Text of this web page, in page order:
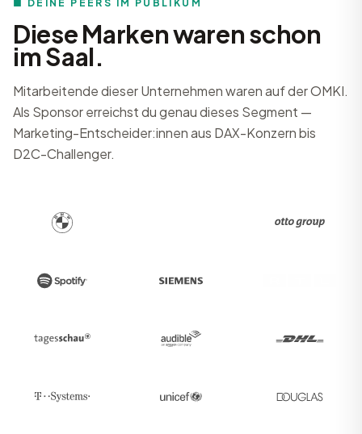
■ DEINE PEERS IM PUBLIKUM
Diese Marken waren schon
im Saal.
Mitarbeitende dieser Unternehmen waren auf der OMKI.
Als Sponsor erreichst du genau dieses Segment —
Marketing-Entscheider:innen aus DAX-Konzern bis
D2C-Challenger.